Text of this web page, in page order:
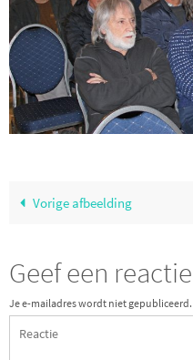
Vorige afbeelding
Geef een reactie
Je e-mailadres wordt niet gepubliceerd.